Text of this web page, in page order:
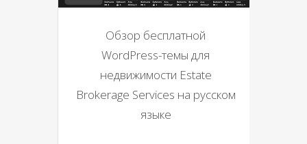
Обзор бесплатной
WordPress-темы для
недвижимости Estate
Brokerage Services на русском
языке